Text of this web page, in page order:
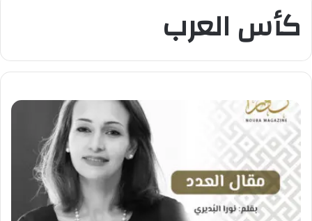
كأس العرب